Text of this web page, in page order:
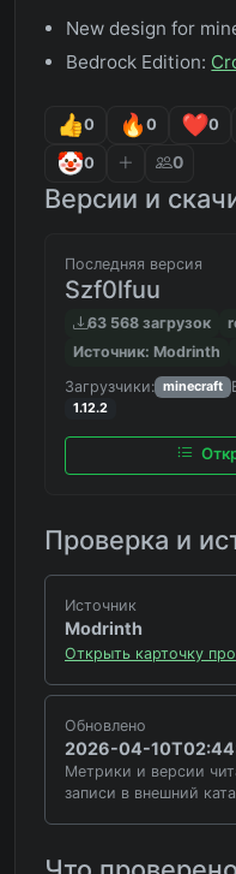
New design for
Bedrock Edition:
0 0 0
0 0
Версии и
Последняя версия
Szf0lfuu
63 568 загрузок
Источник: Modrinth
Загрузчики: minecraft
1.12.2
Проверка и
Источник
Modrinth
Открыть карточку
Обновлено
2026-04-
Метрики и версии
записи в внешний